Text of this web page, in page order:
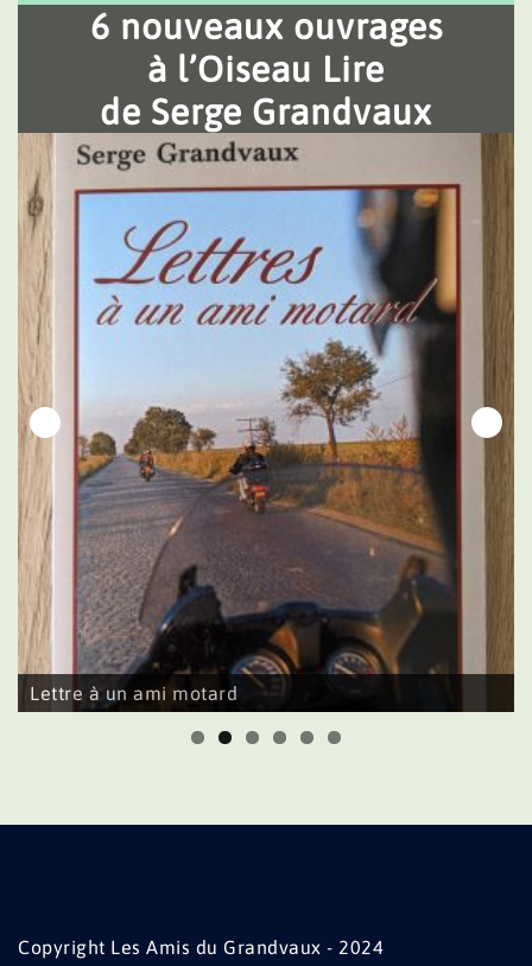
6 nouveaux ouvrages
à l’Oiseau Lire
de Serge Grandvaux
Lettre à un ami motard
Copyright Les Amis du Grandvaux - 2024